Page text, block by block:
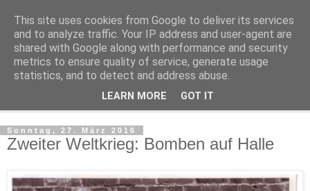
Kludge
Private Notizen aus Halle an der Saale
Sonntag, 27. März 2016
Zweiter Weltkrieg: Bomben auf Halle
This site uses cookies from Google to deliver its services
and to analyze traffic. Your IP address and user-agent are
shared with Google along with performance and security
metrics to ensure quality of service, generate usage
statistics, and to detect and address abuse.
LEARN MORE GOT IT